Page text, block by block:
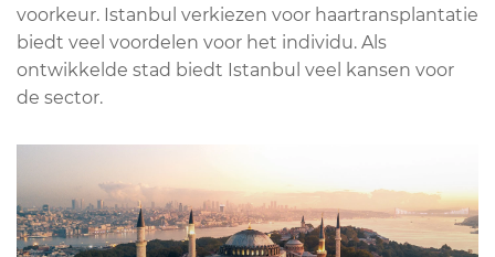
voorkeur. Istanbul verkiezen voor haartransplantatie
biedt veel voordelen voor het individu. Als
ontwikkelde stad biedt Istanbul veel kansen voor
de sector.